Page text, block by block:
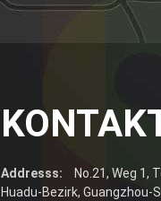
Addresss:
No.21, Weg 1,
Huadu-Bezirk, Guangzhou-